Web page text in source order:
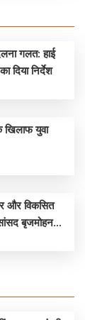
गलत: हाई
दिया निर्देश
खिलाफ युवा
और विकसित
सांसद बृजमोहन